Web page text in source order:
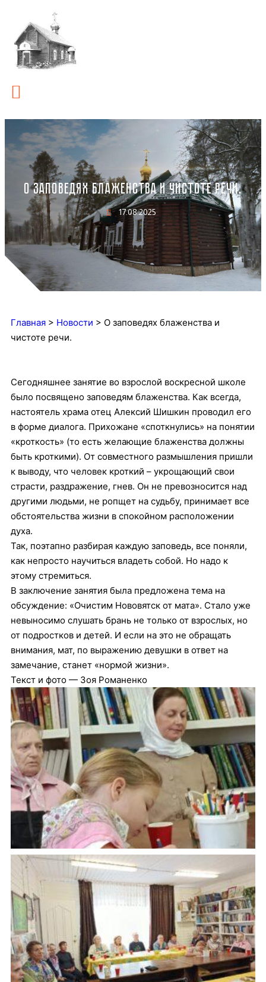
О ЗАПОВЕДЯХ БЛАЖЕНСТВА И ЧИСТОТЕ РЕЧИ.
17.08.2025
Главная > Новости > О заповедях блаженства и
чистоте речи.
Сегодняшнее занятие во взрослой воскресной школе
было посвящено заповедям блаженства. Как всегда,
настоятель храма отец Алексий Шишкин проводил его
в форме диалога. Прихожане «споткнулись» на понятии
«кроткость» (то есть желающие блаженства должны
быть кроткими). От совместного размышления пришли
к выводу, что человек кроткий – укрощающий свои
страсти, раздражение, гнев. Он не превозносится над
другими людьми, не ропщет на судьбу, принимает все
обстоятельства жизни в спокойном расположении
духа.
Так, поэтапно разбирая каждую заповедь, все поняли,
как непросто научиться владеть собой. Но надо к
этому стремиться.
В заключение занятия была предложена тема на
обсуждение: «Очистим Нововятск от мата». Стало уже
невыносимо слушать брань не только от взрослых, но
от подростков и детей. И если на это не обращать
внимания, мат, по выражению девушки в ответ на
замечание, станет «нормой жизни».
Текст и фото — Зоя Романенко